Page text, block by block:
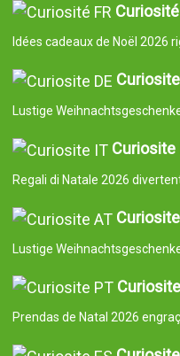
Curiosité
Idées cadeaux de Noël 2026
Lustige
Curiosite
Regali di Natale 2026
Lustige
Prendas de Natal 2026